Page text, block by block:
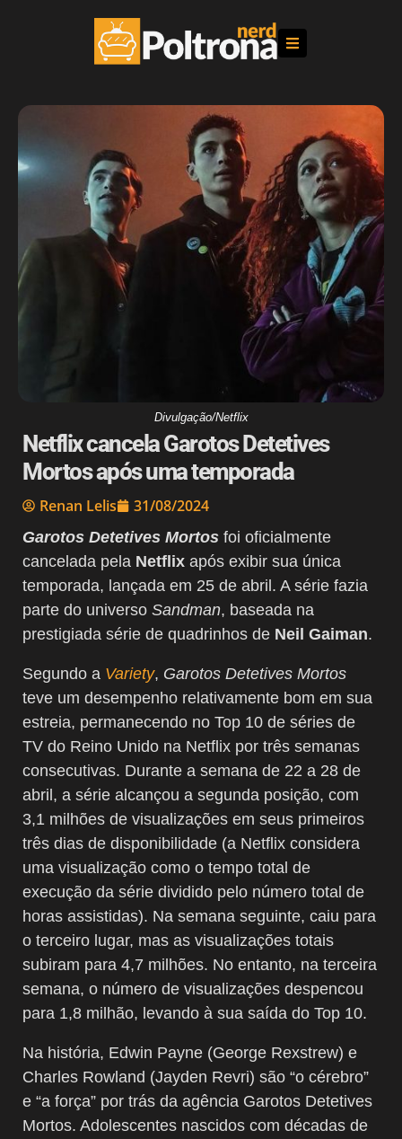
Divulgação/Netflix
Netflix cancela Garotos Detetives
Mortos após uma temporada
Renan Lelis 31/08/2024
Garotos Detetives Mortos foi oficialmente
cancelada pela Netflix após exibir sua única
temporada, lançada em 25 de abril. A série fazia
parte do universo Sandman, baseada na
prestigiada série de quadrinhos de Neil Gaiman.
Segundo a Variety, Garotos Detetives Mortos
teve um desempenho relativamente bom em sua
estreia, permanecendo no Top 10 de séries de
TV do Reino Unido na Netflix por três semanas
consecutivas. Durante a semana de 22 a 28 de
abril, a série alcançou a segunda posição, com
3,1 milhões de visualizações em seus primeiros
três dias de disponibilidade (a Netflix considera
uma visualização como o tempo total de
execução da série dividido pelo número total de
horas assistidas). Na semana seguinte, caiu para
o terceiro lugar, mas as visualizações totais
subiram para 4,7 milhões. No entanto, na terceira
semana, o número de visualizações despencou
para 1,8 milhão, levando à sua saída do Top 10.
Na história, Edwin Payne (George Rexstrew) e
Charles Rowland (Jayden Revri) são “o cérebro”
e “a força” por trás da agência Garotos Detetives
Mortos. Adolescentes nascidos com décadas de